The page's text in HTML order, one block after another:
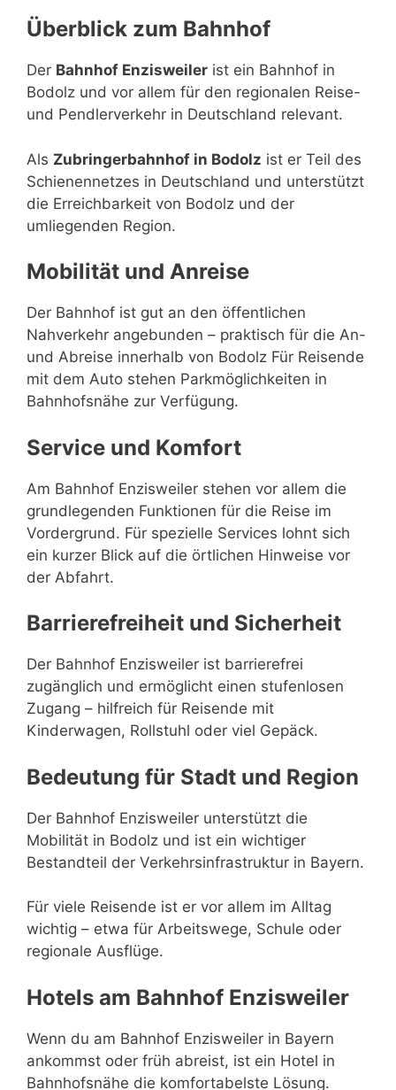
Überblick zum Bahnhof
Der Bahnhof Enzisweiler ist ein Bahnhof in
Bodolz und vor allem für den regionalen Reise-
und Pendlerverkehr in Deutschland relevant.
Als Zubringerbahnhof in Bodolz ist er Teil des
Schienennetzes in Deutschland und unterstützt
die Erreichbarkeit von Bodolz und der
umliegenden Region.
Mobilität und Anreise
Der Bahnhof ist gut an den öffentlichen
Nahverkehr angebunden – praktisch für die An-
und Abreise innerhalb von Bodolz Für Reisende
mit dem Auto stehen Parkmöglichkeiten in
Bahnhofsnähe zur Verfügung.
Service und Komfort
Am Bahnhof Enzisweiler stehen vor allem die
grundlegenden Funktionen für die Reise im
Vordergrund. Für spezielle Services lohnt sich
ein kurzer Blick auf die örtlichen Hinweise vor
der Abfahrt.
Barrierefreiheit und Sicherheit
Der Bahnhof Enzisweiler ist barrierefrei
zugänglich und ermöglicht einen stufenlosen
Zugang – hilfreich für Reisende mit
Kinderwagen, Rollstuhl oder viel Gepäck.
Bedeutung für Stadt und Region
Der Bahnhof Enzisweiler unterstützt die
Mobilität in Bodolz und ist ein wichtiger
Bestandteil der Verkehrsinfrastruktur in Bayern.
Für viele Reisende ist er vor allem im Alltag
wichtig – etwa für Arbeitswege, Schule oder
regionale Ausflüge.
Hotels am Bahnhof Enzisweiler
Wenn du am Bahnhof Enzisweiler in Bayern
ankommst oder früh abreist, ist ein Hotel in
Bahnhofsnähe die komfortabelste Lösung.